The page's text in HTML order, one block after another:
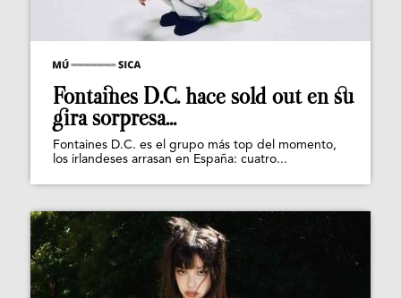
Fontaines D.C. hace sold out en su
gira sorpresa...
Fontaines D.C. es el grupo más top del momento,
los irlandeses arrasan en España: cuatro...